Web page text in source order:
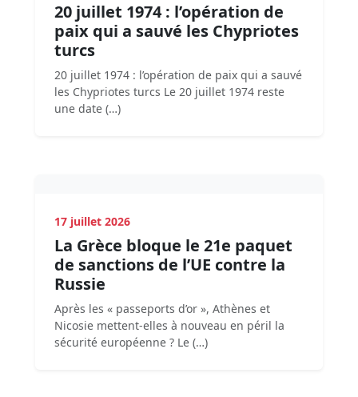
20 juillet 1974 : l’opération de
paix qui a sauvé les Chypriotes
turcs
20 juillet 1974 : l’opération de paix qui a sauvé
les Chypriotes turcs Le 20 juillet 1974 reste
une date (…)
17 juillet 2026
La Grèce bloque le 21e paquet
de sanctions de l’UE contre la
Russie
Après les « passeports d’or », Athènes et
Nicosie mettent-elles à nouveau en péril la
sécurité européenne ? Le (…)